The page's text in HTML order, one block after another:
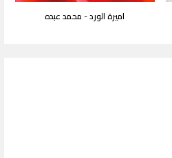
اميرة الورد - محمد عبده